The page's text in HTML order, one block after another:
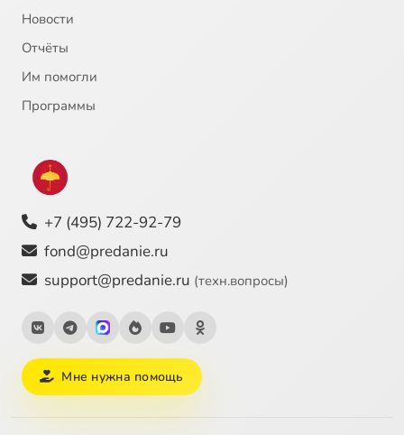
Новости
Отчёты
Им помогли
Программы
+7 (495) 722-92-79
fond@predanie.ru
support@predanie.ru (техн.вопросы)
Мне нужна помощь